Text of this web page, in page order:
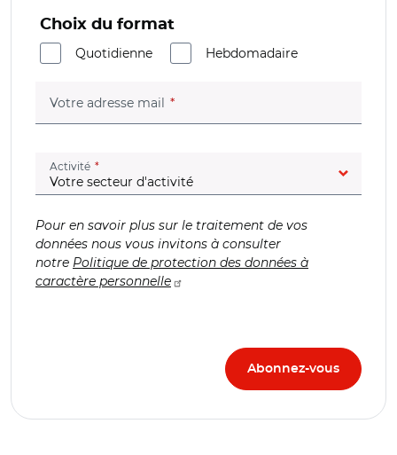
Choix du format
Quotidienne
Hebdomadaire
Votre adresse mail (champ obligatoire)
Activité (champ obligatoire)
Pour en savoir plus sur le traitement de vos
données nous vous invitons à consulter
notre Politique de protection des données à
caractère personnelle